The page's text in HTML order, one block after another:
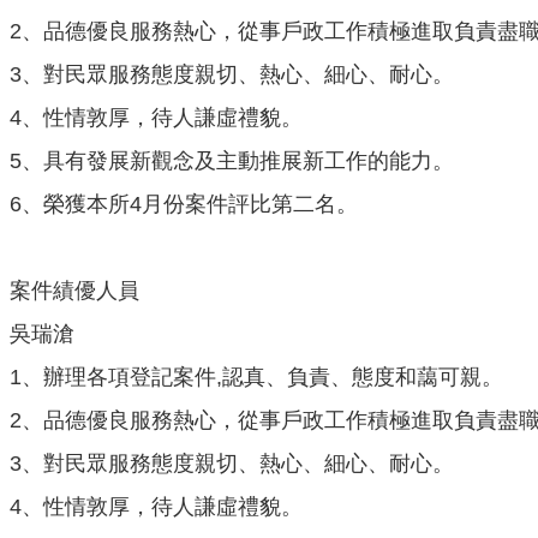
2、品德優良服務熱心，從事戶政工作積極進取負責盡職
3、對民眾服務態度親切、熱心、細心、耐心。
4、性情敦厚，待人謙虛禮貌。
5、具有發展新觀念及主動推展新工作的能力。
6、榮獲本所4月份案件評比第二名。
案件績優人員
吳瑞滄
1、辦理各項登記案件,認真、負責、態度和藹可親。
2、品德優良服務熱心，從事戶政工作積極進取負責盡職
3、對民眾服務態度親切、熱心、細心、耐心。
4、性情敦厚，待人謙虛禮貌。